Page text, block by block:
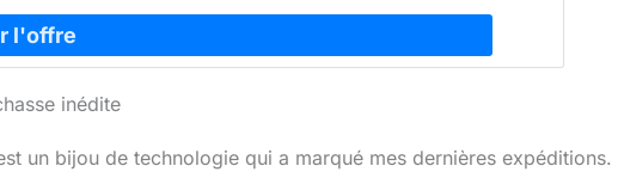
inédite
un bijou de technologie qui a marqué mes dernières expéditions.